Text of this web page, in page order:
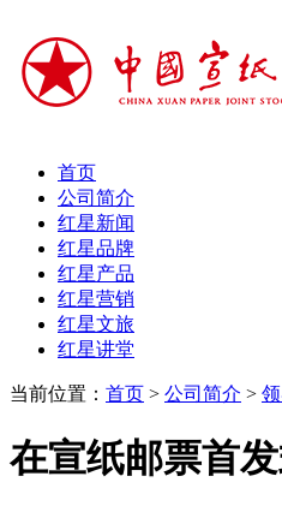
首页
公司简介
红星新闻
红星品牌
红星产品
红星营销
红星文旅
红星讲堂
当前位置： 首页 > 公司简介 >
在宣纸邮票首